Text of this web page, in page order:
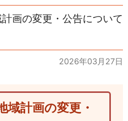
画の変更・公告について
2026年03月27日
域計画の変更・